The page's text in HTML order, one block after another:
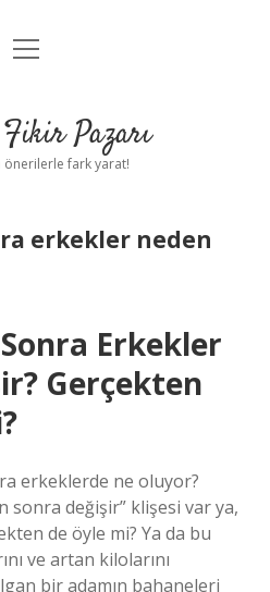
Anasayfa
Uyarı
menüyü
Fikir Pazarı
önerilerle fark yarat!
erkekler neden
Erkekler
Gerçekten
erkeklerde ne oluyor?
sonra değişir” klişesi var ya,
de öyle mi? Ya da bu
ve artan kilolarını
bir adamın bahaneleri